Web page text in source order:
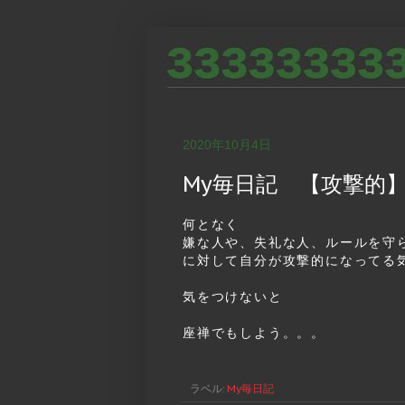
2020年10月4日
My毎日記 【攻撃的
何となく
嫌な人や、失礼な人、ルールを守
に対して自分が攻撃的になってる
気をつけないと
座禅でもしよう。。。
ラベル: My毎日記